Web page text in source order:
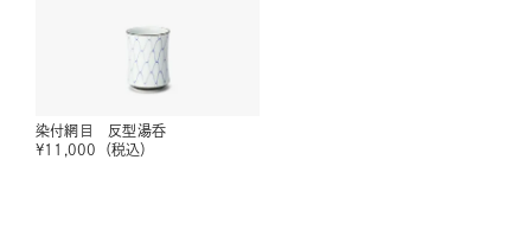
染付網目 反型湯呑
¥11,000 （税込）